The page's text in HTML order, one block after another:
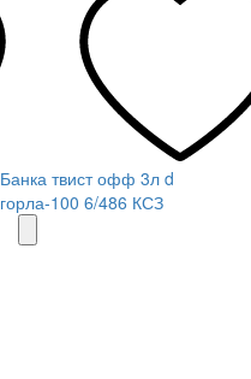
Банка твист офф 3л d
горла-100 6/486 КСЗ